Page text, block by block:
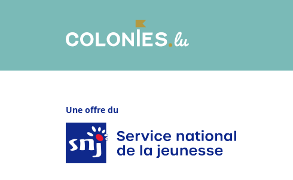
Une offre du